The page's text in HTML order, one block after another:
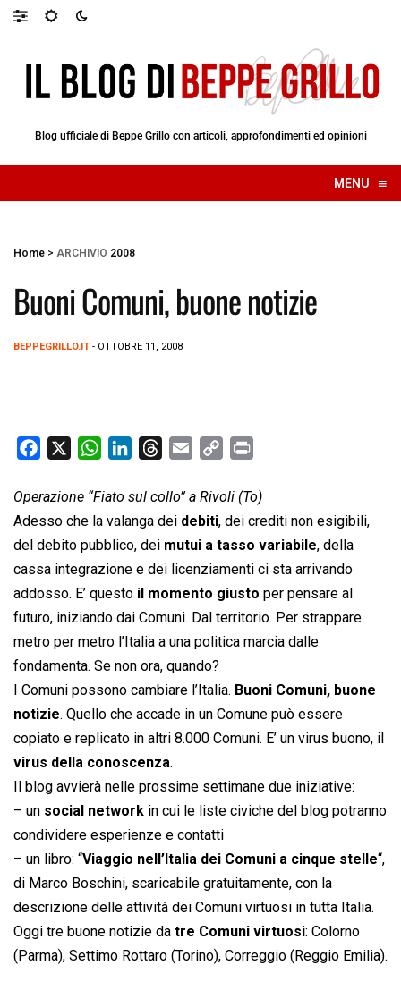
Blog ufficiale di Beppe Grillo con articoli, approfondimenti ed opinioni
MENU ≡
☰
Home > ARCHIVIO 2008
Buoni Comuni, buone notizie
BEPPEGRILLO.IT - OTTOBRE 11, 2008
c
e
b
o
o
k
W
a
t
s
A
p
p
n
k
e
d
I
n
r
e
a
d
s
a
i
l
p
y
L
i
n
k
i
n
t
Operazione “Fiato sul collo” a Rivoli (To)
Adesso che la valanga dei debiti, dei crediti non esigibili,
del debito pubblico, dei mutui a tasso variabile, della
cassa integrazione e dei licenziamenti ci sta arrivando
addosso. E’ questo il momento giusto per pensare al
futuro, iniziando dai Comuni. Dal territorio. Per strappare
metro per metro l’Italia a una politica marcia dalle
fondamenta. Se non ora, quando?
I Comuni possono cambiare l’Italia. Buoni Comuni, buone
notizie. Quello che accade in un Comune può essere
copiato e replicato in altri 8.000 Comuni. E’ un virus buono, il
virus della conoscenza.
Il blog avvierà nelle prossime settimane due iniziative:
– un social network in cui le liste civiche del blog potranno
condividere esperienze e contatti
– un libro: “Viaggio nell’Italia dei Comuni a cinque stelle“,
di Marco Boschini, scaricabile gratuitamente, con la
descrizione delle attività dei Comuni virtuosi in tutta Italia.
Oggi tre buone notizie da tre Comuni virtuosi: Colorno
(Parma), Settimo Rottaro (Torino), Correggio (Reggio Emilia).